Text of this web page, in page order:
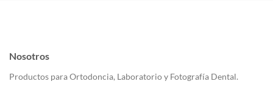
Nosotros
Productos para Ortodoncia, Laboratorio y Fotografía Dental.